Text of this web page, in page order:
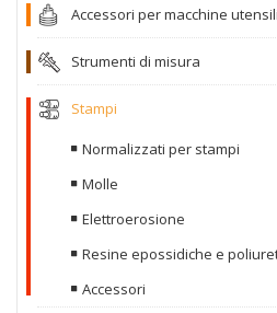
Accessori per macchine utensili
Strumenti di misura
Stampi
Normalizzati per stampi
Molle
Elettroerosione
Resine epossidiche e
Accessori